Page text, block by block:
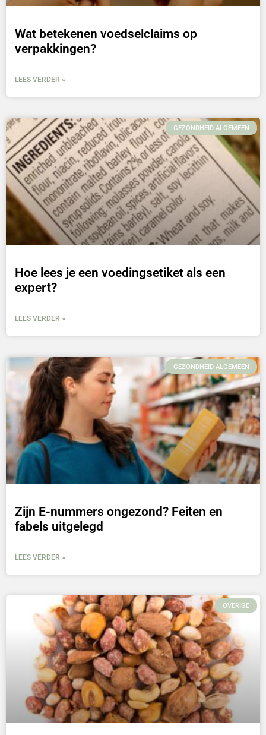
Wat betekenen voedselclaims op
verpakkingen?
LEES VERDER »
GEZONDHEID ALGEMEEN
Hoe lees je een voedingsetiket als een
expert?
LEES VERDER »
GEZONDHEID ALGEMEEN
Zijn E-nummers ongezond? Feiten en
fabels uitgelegd
LEES VERDER »
OVERIGE